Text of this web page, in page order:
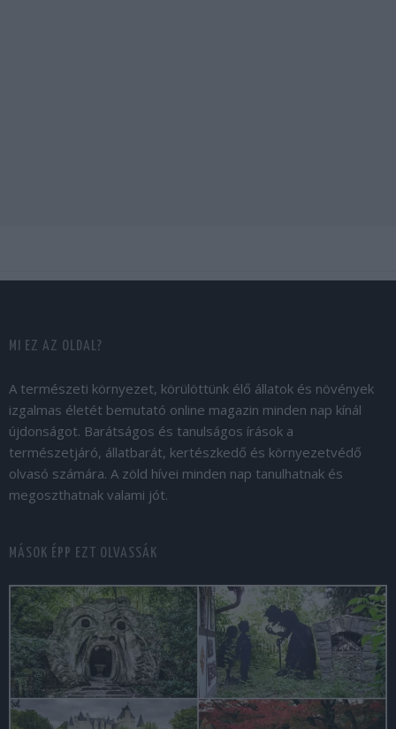
MI EZ AZ OLDAL?
A természeti környezet, körülöttünk élő állatok és növények
izgalmas életét bemutató online magazin minden nap kínál
újdonságot. Barátságos és tanulságos írások a
természetjáró, állatbarát, kertészkedő és környezetvédő
olvasó számára. A zöld hívei minden nap tanulhatnak és
megoszthatnak valami jót.
MÁSOK ÉPP EZT OLVASSÁK